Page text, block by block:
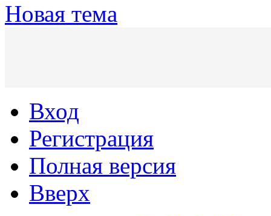
Новая тема
Вход
Регистрация
Полная версия
Вверх